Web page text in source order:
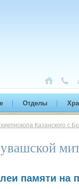
Отделы
Казанского
памяти на